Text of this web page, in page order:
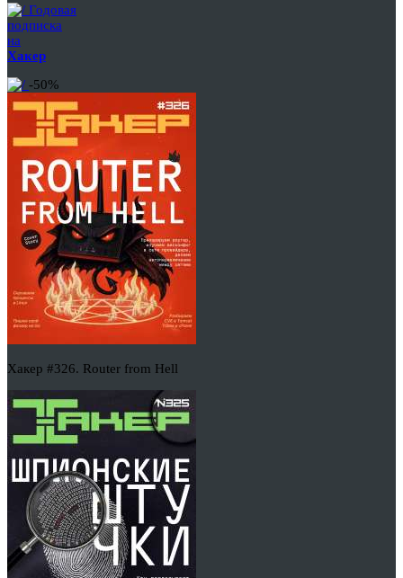
Годовая
подписка
на
Хакер
-50%
Хакер #326. Router from Hell